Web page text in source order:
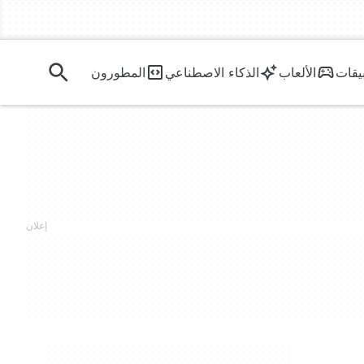
الألعاب الذكاء الاصطناعي المطورون